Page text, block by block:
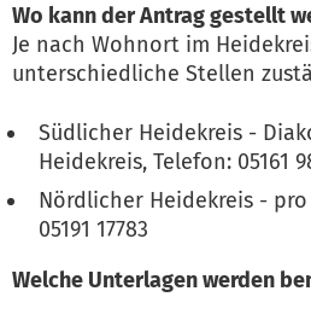
Wo kann der Antrag gestellt
Je nach Wohnort im
unterschiedliche Stellen
Südlicher Heidekreis -
Heidekreis, Telefon: 05161
Nördlicher Heidekreis -
05191 17783
Welche Unterlagen werden